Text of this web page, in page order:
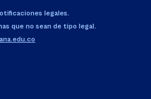
legales.
que no sean de tipo legal.